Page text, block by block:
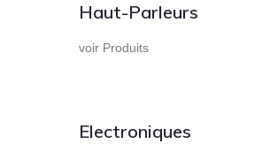
Haut-Parleurs
voir Produits
Electroniques